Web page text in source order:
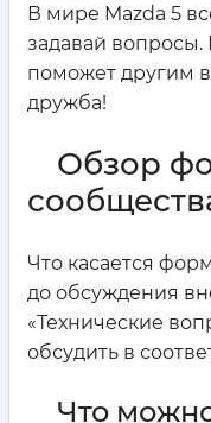
В мире Mazda 5
задавай
поможет другим
дружба!
Обзор
Что касается
до обсуждения
«Технические
обсудить в
Что